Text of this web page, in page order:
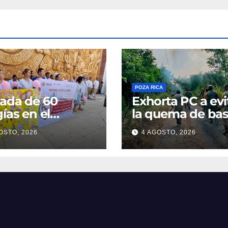
de 60
en el
General
2026
POZA RICA
Exhorta PC a
la quema de
ante el riesgo de
incendios
4 AGOSTO, 2026